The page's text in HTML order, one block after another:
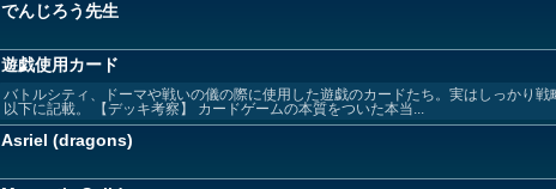
でんじろう先生
遊戯使用カード
バトルシティ、ドーマや戦いの儀の際に使用した遊戯のカードたち。実はしっかり
以下に記載。 【デッキ考察】 カードゲームの本質をついた本当...
Asriel (dragons)